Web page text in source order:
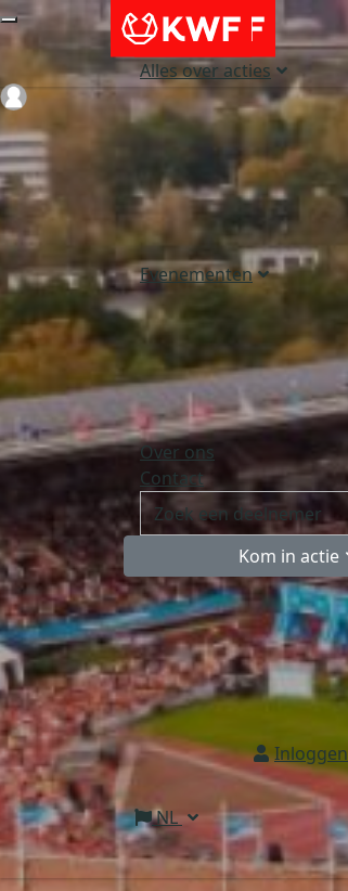
Alles over acties
Evenementen
Over ons
Contact
Kom in actie
Inloggen
NL
Login